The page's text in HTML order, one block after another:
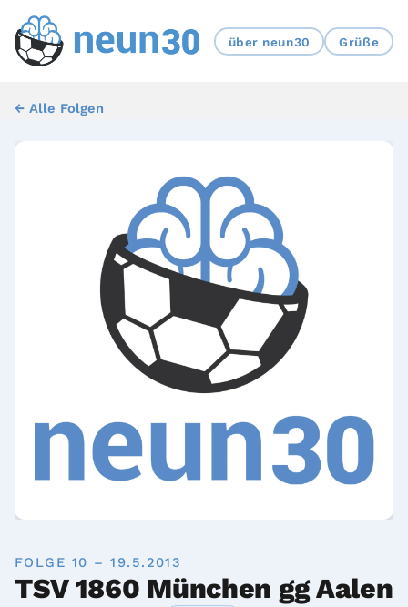
über neun30 Grüße
← Alle Folgen
FOLGE 10 – 19.5.2013
TSV 1860 München gg Aalen